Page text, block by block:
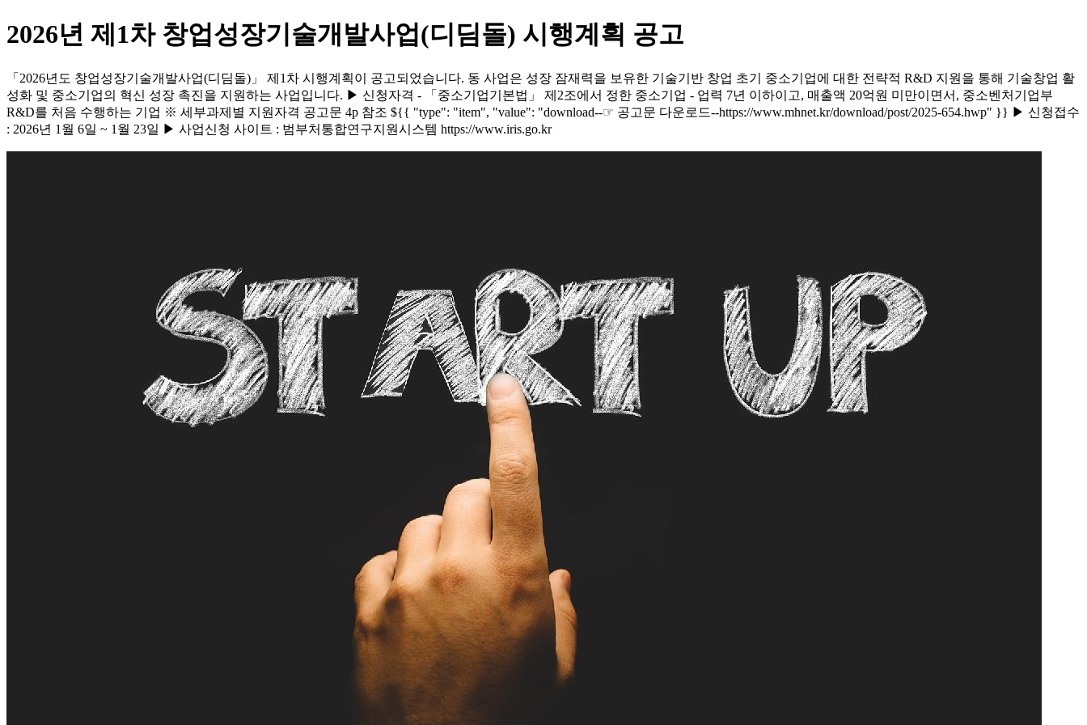
2026년 제1차 창업성장기술개발사업(디딤돌) 시행계획 공고
「2026년도 창업성장기술개발사업(디딤돌)」 제1차 시행계획이 공고되었습니다. 동 사업은 성장 잠재력을 보유한 기술기반 창업 초기 중소기업에 대한 전략적 R&D 지원을 통해 기술창업 활
성화 및 중소기업의 혁신 성장 촉진을 지원하는 사업입니다. ▶ 신청자격 - 「중소기업기본법」 제2조에서 정한 중소기업 - 업력 7년 이하이고, 매출액 20억원 미만이면서, 중소벤처기업부
R&D를 처음 수행하는 기업 ※ 세부과제별 지원자격 공고문 4p 참조 ${{ "type": "item", "value": "download--☞ 공고문 다운로드--https://www.mhnet.kr/download/post/2025-654.hwp" }} ▶ 신청접수
: 2026년 1월 6일 ~ 1월 23일 ▶ 사업신청 사이트 : 범부처통합연구지원시스템 https://www.iris.go.kr